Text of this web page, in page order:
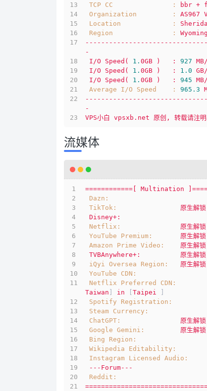
TCP CC               :
bbr +
Organization         :
AS967
Location             :
Region               :
Wyoming
-
I/O
Speed( 1. 0GB ) : 927
I/O
Speed( 1. 0GB ) : 1.0
I/O
Speed( 1. 0GB ) : 945
Average I/O Speed    :
965.3
-
VPS小白 vpsxb.net 原创, 转载请注
流媒体
============[ Multination
Dazn:
TikTok:
原生解锁
Disney+:
Netflix:
原生解锁
YouTube Premium:
原生解锁
Amazon Prime Video:
原生解锁
TVBAnywhere+:
原生解锁
iQyi Oversea Region:
原生解锁
YouTube CDN:
Netflix Preferred CDN:
Taiwan
in Taipei
Spotify Registration:
Steam Currency:
ChatGPT:
原生解锁
Google Gemini:
原生解锁
Bing Region:
Wikipedia Editability:
Instagram Licensed Audio:
---Forum---
Reddit: